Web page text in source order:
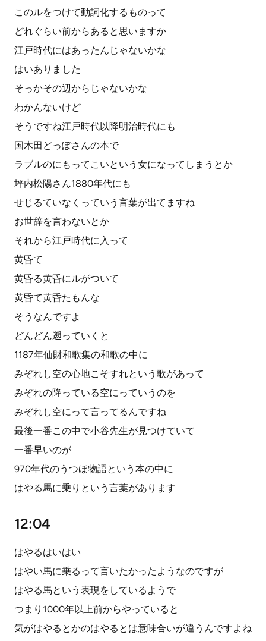
このルをつけて動詞化するものって
どれぐらい前からあると思いますか
江戸時代にはあったんじゃないかな
はいありました
そっかその辺からじゃないかな
わかんないけど
そうですね江戸時代以降明治時代にも
国木田どっぽさんの本で
ラブルのにもってこいという女になってしまうとか
坪内松陽さん1880年代にも
せじるていなくっていう言葉が出てますね
お世辞を言わないとか
それから江戸時代に入って
黄昏て
黄昏る黄昏にルがついて
黄昏て黄昏たもんな
そうなんですよ
どんどん遡っていくと
1187年仙財和歌集の和歌の中に
みぞれし空の心地こそすれという歌があって
みぞれの降っている空にっていうのを
みぞれし空にって言ってるんですね
最後一番この中で小谷先生が見つけていて
一番早いのが
970年代のうつほ物語という本の中に
はやる馬に乗りという言葉があります
12:04
はやるはいはい
はやい馬に乗るって言いたかったようなのですが
はやる馬という表現をしているようで
つまり1000年以上前からやっていると
気がはやるとかのはやるとは意味合いが違うんですよね